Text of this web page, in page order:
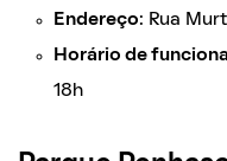
Endereço: Rua
Horário de
18h